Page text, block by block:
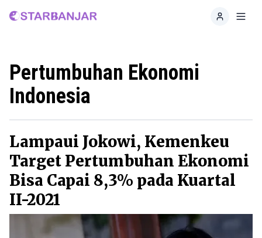
Home
Pertumbuhan Ekonomi
Indonesia
Lampaui Jokowi, Kemenkeu
Target Pertumbuhan Ekonomi
Bisa Capai 8,3% pada Kuartal
II-2021